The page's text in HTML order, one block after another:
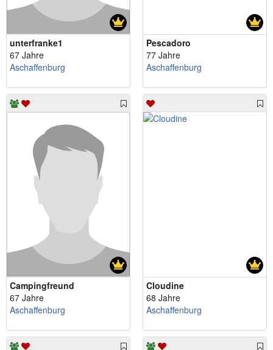
unterfranke1
67 Jahre
Aschaffenburg
Pescadoro
77 Jahre
Aschaffenburg
Campingfreund
67 Jahre
Aschaffenburg
Cloudine
68 Jahre
Aschaffenburg